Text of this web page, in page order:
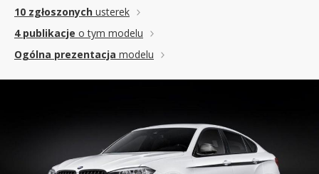
10 zgłoszonych usterek
4 publikacje o tym modelu
Ogólna prezentacja modelu